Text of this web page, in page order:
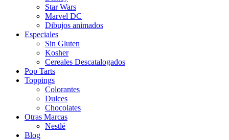
Star Wars
Marvel DC
Dibujos animados
Especiales
Sin Gluten
Kosher
Cereales Descatalogados
Pop Tarts
Toppings
Colorantes
Dulces
Chocolates
Otras Marcas
Nestlé
Blog